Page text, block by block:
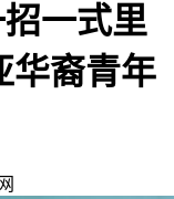
一式里
华裔青年